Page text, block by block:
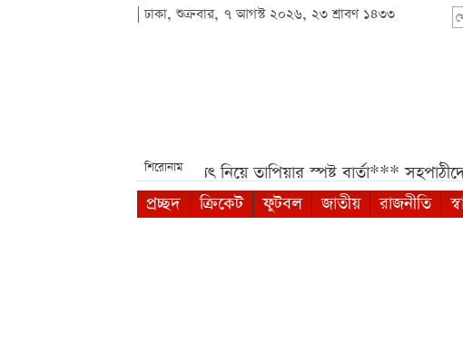
| ঢাকা, শুক্রবার, ৭ আগস্ট ২০২৬, ২৩ শ্রাবণ ১৪৩৩
শিরোনাম
মেসির ভবিষ্যৎ নিয়ে তাপিয়ার স্পষ্ট বার্তা*** সহপাঠীদের
প্রচ্ছদ
ক্রিকেট ফুটবল জাতীয় রাজনীতি